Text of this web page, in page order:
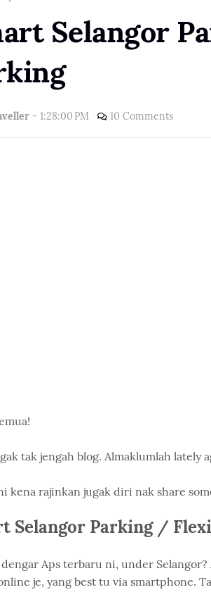
Selangor
- 1:28:00 PM 10 Comments
tak jengah blog. Almaklumlah lately
kena rajinkan jugak diri nak share
Selangor Parking /
Aps terbaru ni, under
je, yang best tu via smartphone.